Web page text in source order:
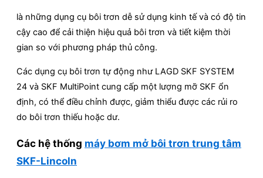
là những dụng cụ bôi trơn dễ sử dụng kinh tế và có độ tin
cậy cao để cải thiện hiệu quả bôi trơn và tiết kiệm thời
gian so với phương pháp thủ công.
Các dụng cụ bôi trơn tự động như LAGD SKF SYSTEM
24 và SKF MultiPoint cung cấp một lượng mỡ SKF ổn
định, có thể điều chỉnh được, giảm thiểu được các rủi ro
do bôi trơn thiếu hoặc dư.
Các hệ thống máy bơm mở bôi trơn trung tâm
SKF-Lincoln